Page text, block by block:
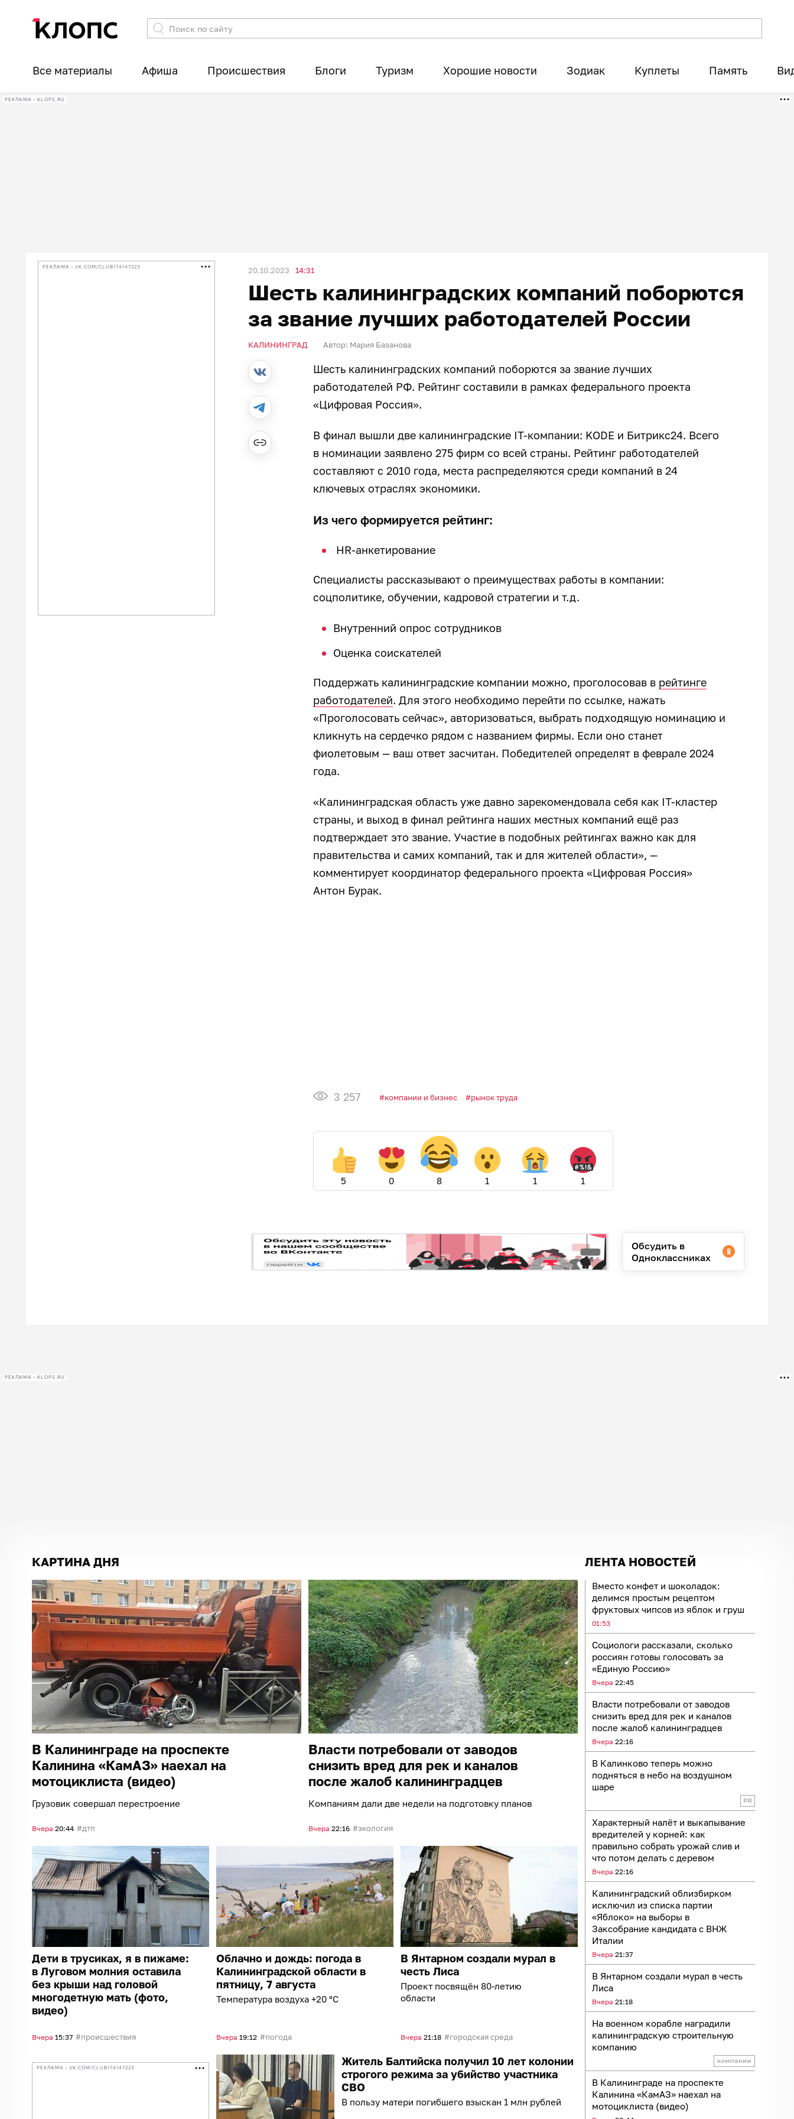
Все материалы Афиша Происшествия Блоги Туризм Хорошие новости Зодиак Куплеты Память
РЕКЛАМА • KLOPS.RU
РЕКЛАМА • VK.COM/CLUB174147223 20.10.2023 14:31
Шесть калининградских компаний поборются
за звание лучших работодателей России
КАЛИНИНГРАД Автор: Мария Базанова
Шесть калининградских компаний поборются за звание лучших
работодателей РФ. Рейтинг составили в рамках федерального проекта
«Цифровая Россия».
В финал вышли две калининградские IT-компании: KODE и Битрикс24. Всего
в номинации заявлено 275 фирм со всей страны. Рейтинг работодателей
составляют с 2010 года, места распределяются среди компаний в 24
ключевых отраслях экономики.
Из чего формируется рейтинг:
HR-анкетирование
Специалисты рассказывают о преимуществах работы в компании:
соцполитике, обучении, кадровой стратегии и т.д.
Внутренний опрос сотрудников
Оценка соискателей
Поддержать калининградские компании можно, проголосовав в рейтинге
работодателей. Для этого необходимо перейти по ссылке, нажать
«Проголосовать сейчас», авторизоваться, выбрать подходящую номинацию и
кликнуть на сердечко рядом с названием фирмы. Если оно станет
фиолетовым — ваш ответ засчитан. Победителей определят в феврале 2024
года.
«Калининградская область уже давно зарекомендовала себя как IT-кластер
страны, и выход в финал рейтинга наших местных компаний ещё раз
подтверждает это звание. Участие в подобных рейтингах важно как для
правительства и самих компаний, так и для жителей области», —
комментирует координатор федерального проекта «Цифровая Россия»
Антон Бурак.
3 257 компании и бизнес рынок труда
5 0 8 1 1 1
Обсудить в
Одноклассниках
РЕКЛАМА • KLOPS.RU
ЛЕНТА НОВОСТЕЙ
Вместо конфет и шоколадок:
делимся простым рецептом
фруктовых чипсов из яблок и груш
01:53
Социологи рассказали, сколько
россиян готовы голосовать за
«Единую Россию»
Вчера 22:45
Власти потребовали от заводов
снизить вред для рек и каналов
после жалоб калининградцев
Вчера 22:16
В Калинково теперь можно
подняться в небо на воздушном
шаре
Характерный налёт и выкапывание
вредителей у корней: как
правильно собрать урожай слив и
что потом делать с деревом
Вчера 22:16
Калининградский облизбирком
исключил из списка партии
«Яблоко» на выборы в
Заксобрание кандидата с ВНЖ
Италии
Вчера 21:37
В Янтарном создали мурал в честь
Лиса
Вчера 21:18
На военном корабле наградили
калининградскую строительную
компанию
В Калининграде на проспекте
Калинина «КамАЗ» наехал на
мотоциклиста (видео)
КАРТИНА ДНЯ
В Калининграде на проспекте
Калинина «КамАЗ» наехал на
мотоциклиста (видео)
Грузовик совершал перестроение
Вчера 20:44 дтп
Власти потребовали от заводов
снизить вред для рек и каналов
после жалоб калининградцев
Компаниям дали две недели на подготовку планов
Вчера 22:16 экология
Дети в трусиках, я в пижаме:
в Луговом молния оставила
без крыши над головой
многодетную мать (фото,
видео)
Вчера 15:37 происшествия
Облачно и дождь: погода в
Калининградской области в
пятницу, 7 августа
Температура воздуха +20 °C
Вчера 19:12 погода
В Янтарном создали мурал в
честь Лиса
Проект посвящён 80-летию
области
Вчера 21:18 городская среда
РЕКЛАМА • VK.COM/CLUB174147223
Житель Балтийска получил 10 лет колонии
строгого режима за убийство участника
СВО
В пользу матери погибшего взыскан 1 млн рублей